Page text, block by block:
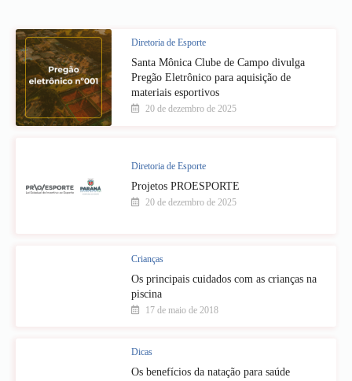
Diretoria de Esporte
Santa Mônica Clube de Campo divulga
Pregão Eletrônico para aquisição de
materiais esportivos
20 de dezembro de 2025
Diretoria de Esporte
Projetos PROESPORTE
20 de dezembro de 2025
Crianças
Os principais cuidados com as crianças na
piscina
17 de maio de 2018
Dicas
Os benefícios da natação para saúde